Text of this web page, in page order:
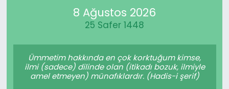
8 Ağustos 2026
25 Safer 1448
Ümmetim hakkında en çok korktuğum kimse,
ilmi (sadece) dilinde olan (itikadı bozuk, ilmiyle
amel etmeyen) münafıklardır. (Hadis-i şerif)
Haber Arşivi